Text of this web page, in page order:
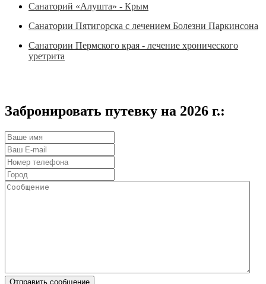
Санаторий «Алушта» - Крым
Санатории Пятигорска с лечением Болезни Паркинсона
Санатории Пермского края - лечение хронического
уретрита
Забронировать путевку на 2026 г.: